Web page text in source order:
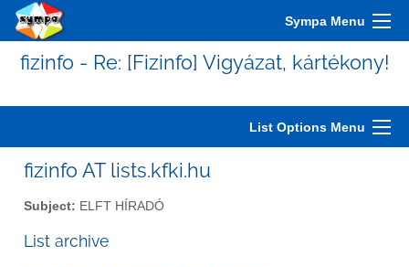
Sympa Menu
fizinfo - Re: [Fizinfo] Vigyázat, kártékony!
List Options Menu
fizinfo AT lists.kfki.hu
Subject: ELFT HÍRADÓ
List archive